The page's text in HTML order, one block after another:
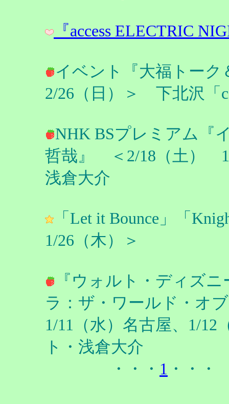
『access ELECTRIC
イベント『大福トー
2/26（日）＞ 下北沢「
NHK BSプレミアム『
哲哉』 ＜2/18（土）
浅倉大介
「Let it Bounce」「
1/26（木）＞
『ウォルト・ディズ
ラ：ザ・ワールド・オ
1/11（水）名古屋、1/
ト・浅倉大介
・・・ 1 ・・・